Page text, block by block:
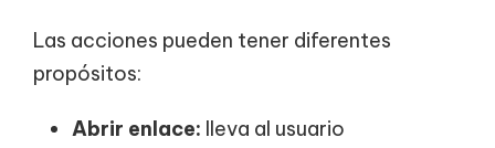
Las acciones pueden tener diferentes
propósitos:
Abrir enlace: lleva al usuario